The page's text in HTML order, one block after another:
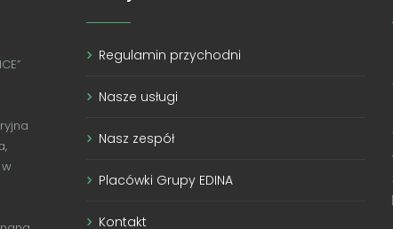
Regulamin przychodni
Nasze usługi
Nasz zespół
Placówki Grupy EDINA
Kontakt